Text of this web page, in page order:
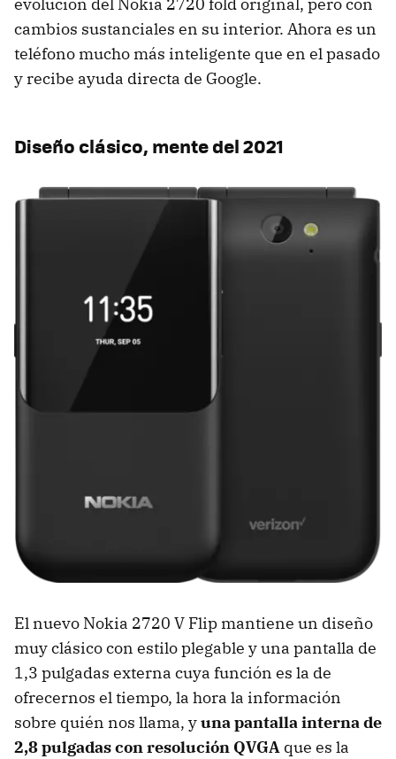
cambios sustanciales en su interior. Ahora es un
teléfono mucho más inteligente que en el pasado
y recibe ayuda directa de Google.
Diseño clásico, mente del 2021
El nuevo Nokia 2720 V Flip mantiene un diseño
muy clásico con estilo plegable y una pantalla de
1,3 pulgadas externa cuya función es la de
ofrecernos el tiempo, la hora la información
sobre quién nos llama, yuna pantalla interna de
2,8 pulgadas con resolución QVGA que es la